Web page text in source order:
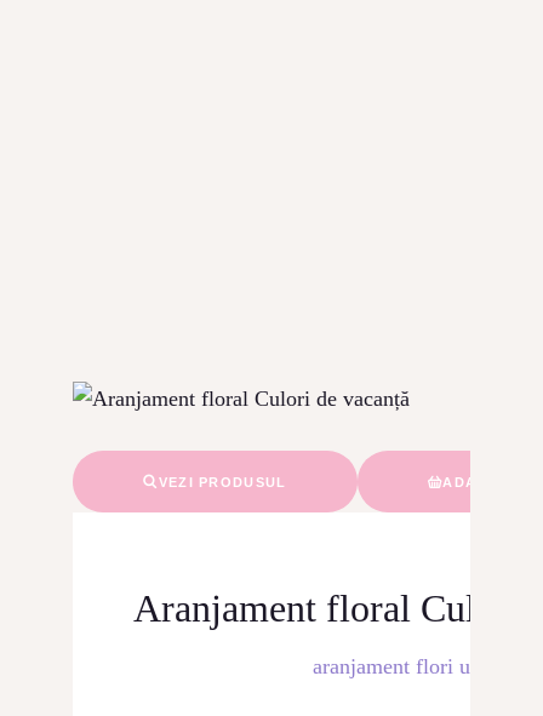
VEZI PRODUSUL ADAUGĂ ÎN
Aranjament floral Culori
aranjament flori uscate